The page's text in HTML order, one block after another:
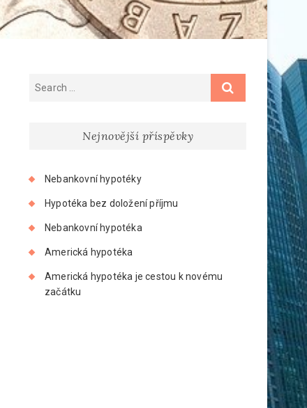
Nejnovější příspěvky
Nebankovní hypotéky
Hypotéka bez doložení příjmu
Nebankovní hypotéka
Americká hypotéka
Americká hypotéka je cestou k novému
začátku